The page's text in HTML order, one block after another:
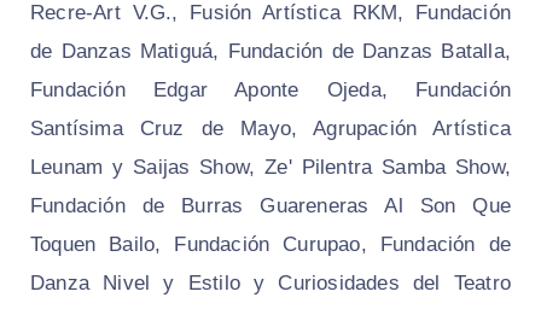
Recre-Art V.G., Fusión Artística RKM, Fundación
de Danzas Matiguá, Fundación de Danzas Batalla,
Fundación Edgar Aponte Ojeda, Fundación
Santísima Cruz de Mayo, Agrupación Artística
Leunam y Saijas Show, Ze' Pilentra Samba Show,
Fundación de Burras Guareneras Al Son Que
Toquen Bailo, Fundación Curupao, Fundación de
Danza Nivel y Estilo y Curiosidades del Teatro